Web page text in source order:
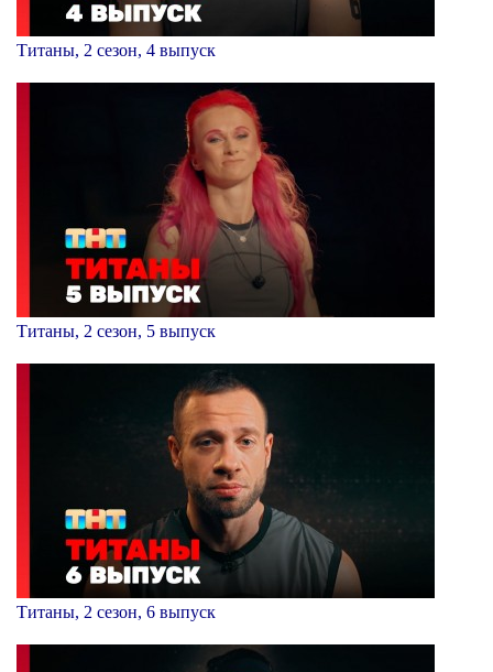
Титаны, 2 сезон, 4 выпуск
Титаны, 2 сезон, 5 выпуск
Титаны, 2 сезон, 6 выпуск